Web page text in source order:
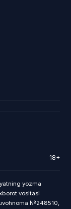
18+
yozma
vositasi
№248510,